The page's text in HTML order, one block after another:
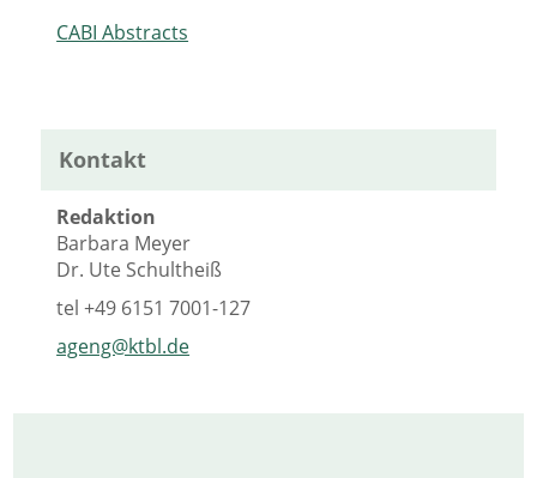
CABI Abstracts
Kontakt
Redaktion
Barbara Meyer
Dr. Ute Schultheiß
tel+49 6151 7001-127
ageng@ktbl.de